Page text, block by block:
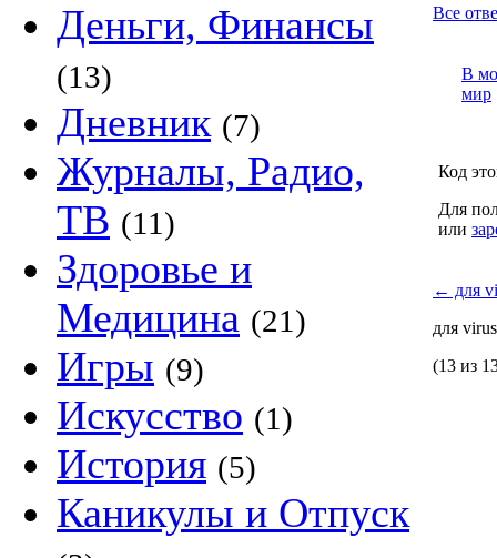
Деньги, Финансы
(13)
Дневник (7)
Журналы, Радио,
ТВ (11)
Здоровье и
Медицина (21)
Игры (9)
Искусство (1)
История (5)
Каникулы и Отпуск
Все
В
мир
Код
Для
или
← для
для
(13 из